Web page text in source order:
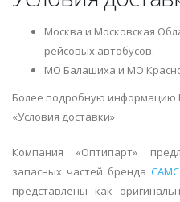
Москва и Московская
рейсовых автобусов.
МО Балашиха и МО
Более подробную информацию
«Условия доставки»
Компания «Оптипарт»
запасных частей бренда CAMC
представлены как